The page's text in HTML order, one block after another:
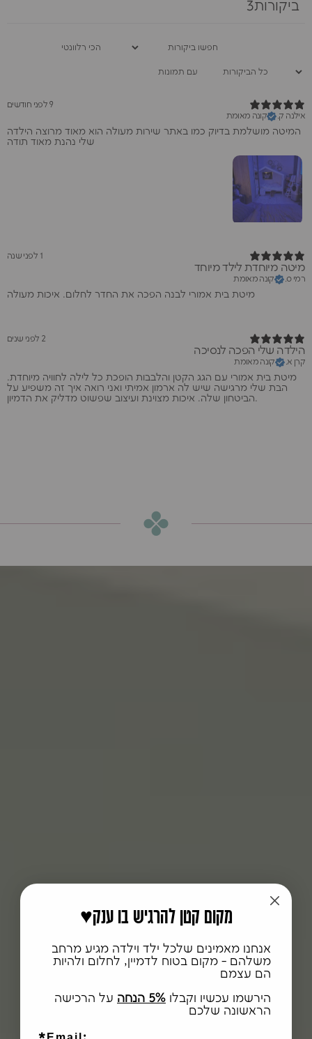
ביקורות3
עם תמונות
9 לפני חודשים
אילנה ק.
קונה מאומת
‏המיטה מושלמת בדיוק כמו באתר שירות מעולה הוא מאוד מרוצה הילדה
שלי נהנת מאוד תודה
1 לפני שנה
מיטה מיוחדת לילד מיוחד
רמי ס. קונה מאומת
מיטת בית אמורי לבנה הפכה את החדר לחלום. איכות מעולה
2 לפני שנים
הילדה שלי הפכה לנסיכה
קרן א. קונה מאומת
מיטת בית אמורי עם הגג הקטן והלבבות הופכת כל לילה לחוויה מיוחדת.
הבת שלי מרגישה שיש לה ארמון אמיתי ואני רואה איך זה משפיע על
הביטחון שלה. איכות מצוינת ועיצוב שפשוט מדליק את הדמיון.
♥️מקום קטן להרגיש בו ענק
אנחנו מאמינים שלכל ילד וילדה מגיע מרחב
משלהם - מקום בטוח לדמיין, לחלום ולהיות
הם עצמם
הירשמו עכשיו וקבלו 5% הנחה
על הרכישה
הראשונה שלכם